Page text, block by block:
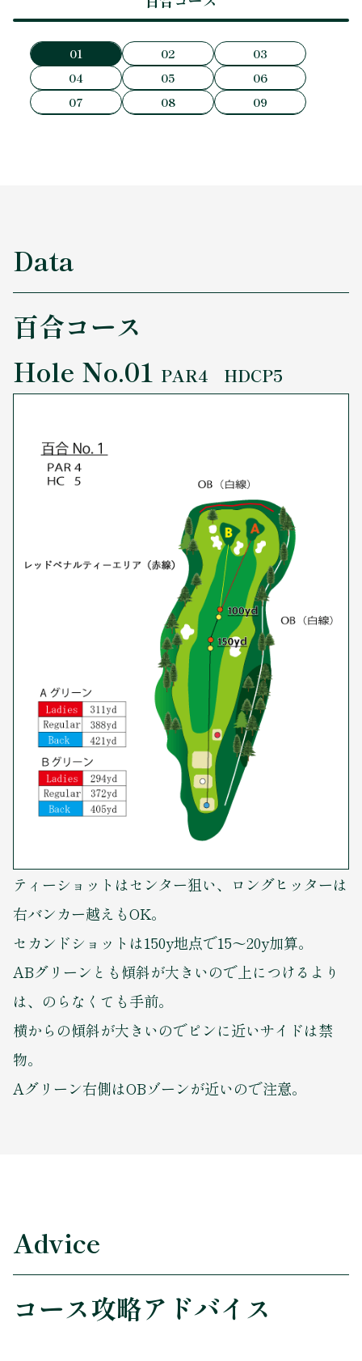
01 02
03
04
05
06
07
08 09
Data
百合コース
Hole No.01 PAR4 HDCP5
ティーショットはセンター狙い、ロングヒッターは
右バンカー越えもOK。
セカンドショットは150y地点で15～20y加算。
ABグリーンとも傾斜が大きいので上につけるより
は、のらなくても手前。
横からの傾斜が大きいのでピンに近いサイドは禁
物。
Aグリーン右側はOBゾーンが近いので注意。
Advice
コース攻略アドバイス